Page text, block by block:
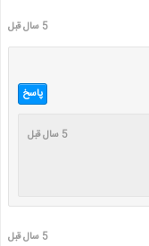
5 سال قبل
پاسخ
5 سال قبل
5 سال قبل